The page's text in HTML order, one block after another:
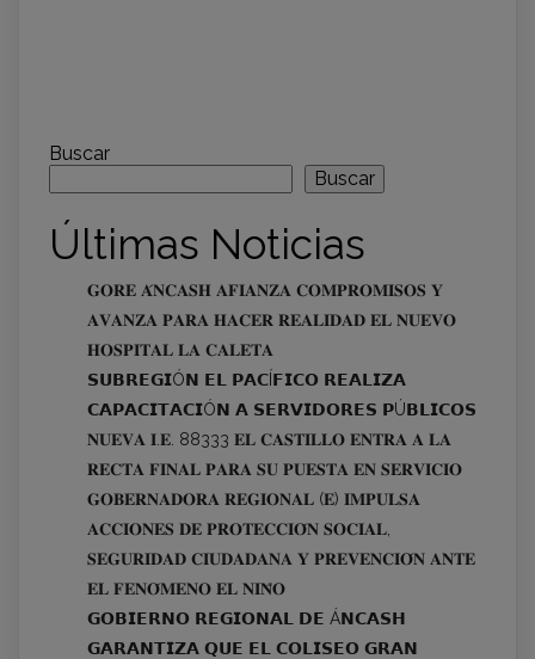
Buscar
Buscar
Últimas Noticias
𝐆𝐎𝐑𝐄 𝐀́𝐍𝐂𝐀𝐒𝐇 𝐀𝐅𝐈𝐀𝐍𝐙𝐀 𝐂𝐎𝐌𝐏𝐑𝐎𝐌𝐈𝐒𝐎𝐒 𝐘
𝐀𝐕𝐀𝐍𝐙𝐀 𝐏𝐀𝐑𝐀 𝐇𝐀𝐂𝐄𝐑 𝐑𝐄𝐀𝐋𝐈𝐃𝐀𝐃 𝐄𝐋 𝐍𝐔𝐄𝐕𝐎
𝐇𝐎𝐒𝐏𝐈𝐓𝐀𝐋 𝐋𝐀 𝐂𝐀𝐋𝐄𝐓𝐀
𝗦𝗨𝗕𝗥𝗘𝗚𝗜Ó𝗡 𝗘𝗟 𝗣𝗔𝗖Í𝗙𝗜𝗖𝗢 𝗥𝗘𝗔𝗟𝗜𝗭𝗔
𝗖𝗔𝗣𝗔𝗖𝗜𝗧𝗔𝗖𝗜Ó𝗡 𝗔 𝗦𝗘𝗥𝗩𝗜𝗗𝗢𝗥𝗘𝗦 𝗣Ú𝗕𝗟𝗜𝗖𝗢𝗦
𝐍𝐔𝐄𝐕𝐀 𝐈.𝐄. 88333 𝐄𝐋 𝐂𝐀𝐒𝐓𝐈𝐋𝐋𝐎 𝐄𝐍𝐓𝐑𝐀 𝐀 𝐋𝐀
𝐑𝐄𝐂𝐓𝐀 𝐅𝐈𝐍𝐀𝐋 𝐏𝐀𝐑𝐀 𝐒𝐔 𝐏𝐔𝐄𝐒𝐓𝐀 𝐄𝐍 𝐒𝐄𝐑𝐕𝐈𝐂𝐈𝐎
𝐆𝐎𝐁𝐄𝐑𝐍𝐀𝐃𝐎𝐑𝐀 𝐑𝐄𝐆𝐈𝐎𝐍𝐀𝐋 (𝐄) 𝐈𝐌𝐏𝐔𝐋𝐒𝐀
𝐀𝐂𝐂𝐈𝐎𝐍𝐄𝐒 𝐃𝐄 𝐏𝐑𝐎𝐓𝐄𝐂𝐂𝐈𝐎́𝐍 𝐒𝐎𝐂𝐈𝐀𝐋,
𝐒𝐄𝐆𝐔𝐑𝐈𝐃𝐀𝐃 𝐂𝐈𝐔𝐃𝐀𝐃𝐀𝐍𝐀 𝐘 𝐏𝐑𝐄𝐕𝐄𝐍𝐂𝐈𝐎́𝐍 𝐀𝐍𝐓𝐄
𝐄𝐋 𝐅𝐄𝐍𝐎́𝐌𝐄𝐍𝐎 𝐄𝐋 𝐍𝐈𝐍̃𝐎
𝗚𝗢𝗕𝗜𝗘𝗥𝗡𝗢 𝗥𝗘𝗚𝗜𝗢𝗡𝗔𝗟 𝗗𝗘 Á𝗡𝗖𝗔𝗦𝗛
𝗚𝗔𝗥𝗔𝗡𝗧𝗜𝗭𝗔 𝗤𝗨𝗘 𝗘𝗟 𝗖𝗢𝗟𝗜𝗦𝗘𝗢 𝗚𝗥𝗔𝗡